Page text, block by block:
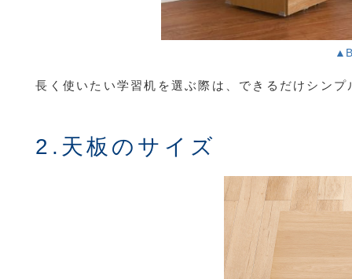
長く使いたい学習机を選ぶ際は、できるだけシンプ
2.天板のサイズ